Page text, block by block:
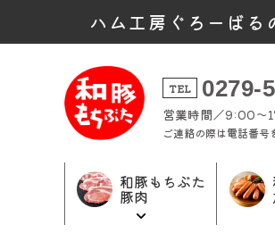
ハム工房ぐろーばる
TEL 0279-
営業時間／9:00～
ご連絡の際は電話番号
和豚もちぶた
豚肉